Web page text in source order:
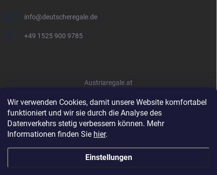
Wir verwenden Cookies, damit unsere Website komfortabel
funktioniert und wir sie durch die Analyse des
Datenverkehrs stetig verbessern können. Mehr
Informationen finden Sie hier.
Einstellungen
info@deutscheregale.de
+49 1525 900 9785
Austriaregale.at